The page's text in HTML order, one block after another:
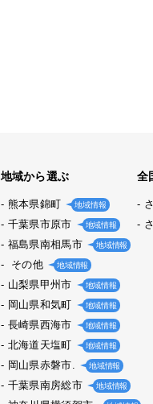
地域から選ぶ
熊本県錦町 地域情報
千葉県市原市 地域情報
福島県南相馬市 地域情報
その他 地域情報
山梨県甲州市 地域情報
岡山県和気町 地域情報
長崎県西海市 地域情報
北海道天塩町 地域情報
岡山県赤磐市. 地域情報
千葉県南房総市 地域情報
全